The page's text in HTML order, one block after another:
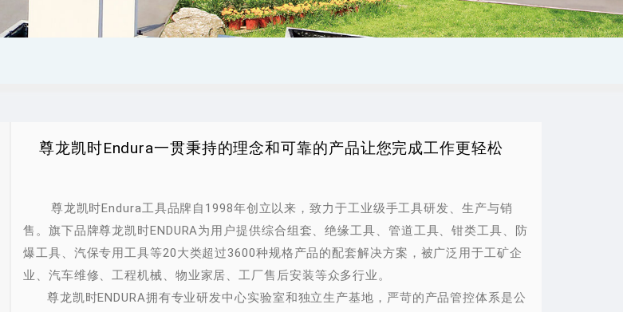
尊龙凯时Endura一贯秉持的理念和可靠的产品让您完成工作更轻松
尊龙凯时Endura工具品牌自1998年创立以来，致力于工业级手工具研发、生产与销
售。旗下品牌尊龙凯时ENDURA为用户提供综合组套、绝缘工具、管道工具、钳类工具、防
爆工具、汽保专用工具等20大类超过3600种规格产品的配套解决方案，被广泛用于工矿企
业、汽车维修、工程机械、物业家居、工厂售后安装等众多行业。
尊龙凯时ENDURA拥有专业研发中心实验室和独立生产基地，严苛的产品管控体系是公